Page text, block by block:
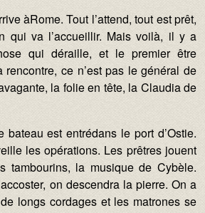
àRome. Tout l’attend, tout est prêt,
qui va l’accueillir. Mais voilà, il y a
qui déraille, et le premier être
ce n’est pas le général de
la folie en tête, la Claudia de
bateau est entrédans le port d’Ostie.
les opérations. Les prêtres jouent
tambourins, la musique de Cybèle.
on descendra la pierre. On a
longs cordages et les matrones se